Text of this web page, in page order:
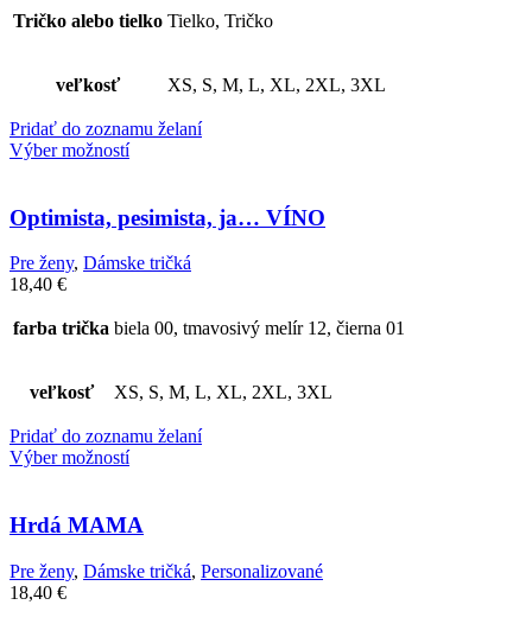
Tričko alebo tielko Tielko, Tričko
veľkosť XS, S, M, L, XL, 2XL, 3XL
Pridať do zoznamu želaní
Výber možností
Optimista, pesimista, ja… VÍNO
Pre ženy, Dámske tričká
18,40 €
farba trička biela 00, tmavosivý melír 12, čierna 01
veľkosť XS, S, M, L, XL, 2XL, 3XL
Pridať do zoznamu želaní
Výber možností
Hrdá MAMA
Pre ženy, Dámske tričká, Personalizované
18,40 €